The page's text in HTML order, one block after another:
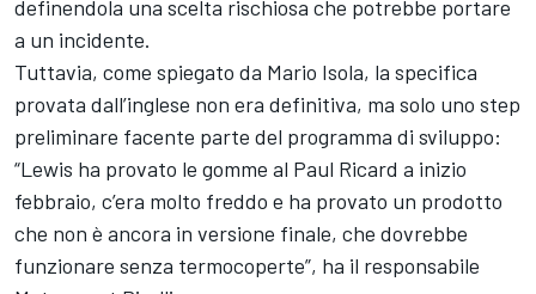
definendola una scelta rischiosa che potrebbe portare
a un incidente.
Tuttavia, come spiegato da Mario Isola, la specifica
provata dall’inglese non era definitiva, ma solo uno step
preliminare facente parte del programma di sviluppo:
“Lewis ha provato le gomme al Paul Ricard a inizio
febbraio, c’era molto freddo e ha provato un prodotto
che non è ancora in versione finale, che dovrebbe
funzionare senza termocoperte”, ha il responsabile